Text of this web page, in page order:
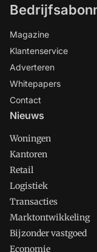
Magazine
Klantenservice
Adverteren
Whitepapers
Contact
Nieuws
Woningen
Kantoren
Retail
Logistiek
Transacties
Marktontwikkeling
Bijzonder vastgoed
Economie